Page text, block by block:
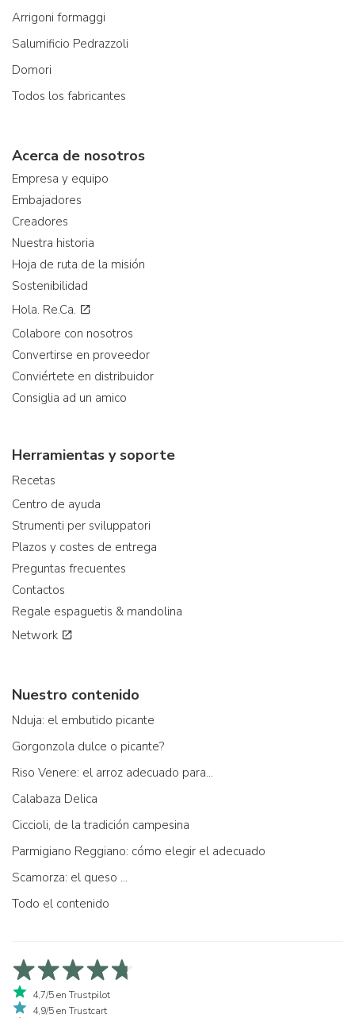
Arrigoni formaggi
Salumificio Pedrazzoli
Domori
Todos los fabricantes
Acerca de nosotros
Empresa y equipo
Embajadores
Creadores
Nuestra historia
Hoja de ruta de la misión
Sostenibilidad
Hola. Re.Ca.
Colabore con nosotros
Convertirse en proveedor
Conviértete en distribuidor
Consiglia ad un amico
Herramientas y soporte
Recetas
Centro de ayuda
Strumenti per sviluppatori
Plazos y costes de entrega
Preguntas frecuentes
Contactos
Regale espaguetis & mandolina
Network
Nuestro contenido
Nduja: el embutido picante
Gorgonzola dulce o picante?
Riso Venere: el arroz adecuado para...
Calabaza Delica
Ciccioli, de la tradición campesina
Parmigiano Reggiano: cómo elegir el adecuado
Scamorza: el queso ...
Todo el contenido
4,7/5 en Trustpilot
4,9/5 en Trustcart